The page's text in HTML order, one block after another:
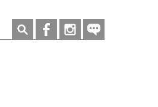
Social media